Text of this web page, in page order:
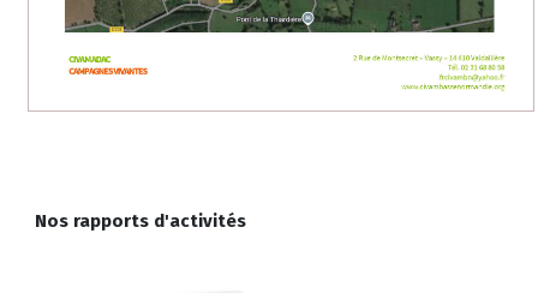
Nos rapports d'activités